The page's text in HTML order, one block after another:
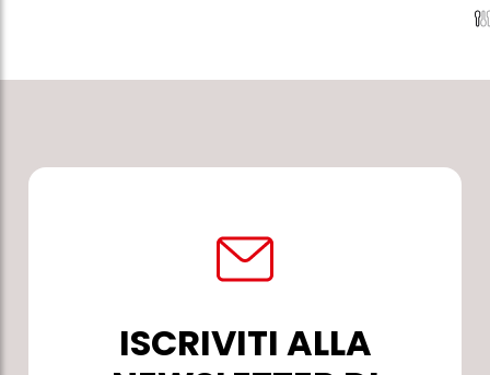
ISCRIVITI ALLA